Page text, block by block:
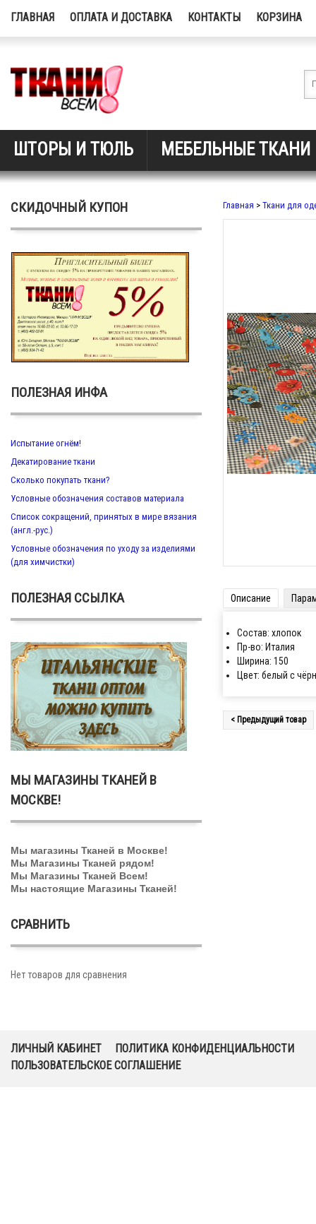
ГЛАВНАЯ ОПЛАТА И ДОСТАВКА КОНТАКТЫ КОРЗИНА
ШТОРЫ И ТЮЛЬ МЕБЕЛЬНЫЕ ТКАНИ
СКИДОЧНЫЙ КУПОН
ПОЛЕЗНАЯ ИНФА
Испытание огнём!
Декатирование ткани
Сколько покупать ткани?
Условные обозначения составов материала
Список сокращений, принятых в мире вязания
(англ.-рус.)
Условные обозначения по уходу за изделиями
(для химчистки)
ПОЛЕЗНАЯ ССЫЛКА
МЫ МАГАЗИНЫ ТКАНЕЙ В
МОСКВЕ!
Мы магазины Тканей в Москве!
Мы Магазины Тканей рядом!
Мы Магазины Тканей Всем!
Мы настоящие Магазины Тканей!
СРАВНИТЬ
Нет товаров для сравнения
Главная > Ткани для
Zoom
Описание
Состав: хлопок
Пр-во: Италия
Ширина: 150
Цвет: белый с
< Предыдущий товар
ЛИЧНЫЙ КАБИНЕТ
ПОЛИТИКА КОНФИДЕНЦИАЛЬНОСТИ
ПОЛЬЗОВАТЕЛЬСКОЕ СОГЛАШЕНИЕ